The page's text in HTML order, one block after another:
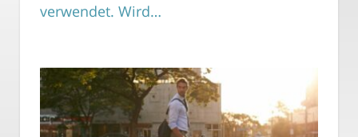
verwendet. Wird…